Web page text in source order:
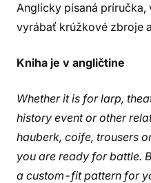
Anglicky písaná príručka,
vyrábať krúžkové zbroje
Kniha je v angličtine
Whether it is for larp,
history event or other
hauberk, coife, trousers
you are ready for battle.
a custom-fit pattern for